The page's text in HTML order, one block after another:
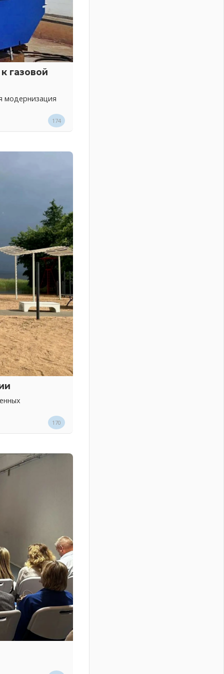
газовой
модернизация
174
170